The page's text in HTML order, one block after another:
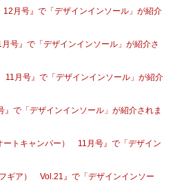
月号』で「デザインインソール」が紹介
号』で「デザインインソール」が紹介さ
月号』で「デザインインソール」が紹介
で「デザインインソール」が紹介されま
ートキャンパー） 11月号』で「デザイン
ギア） Vol.21』で「デザインインソー